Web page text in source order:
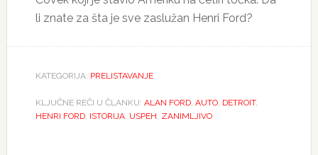
li znate za šta je sve zaslužan Henri Ford?
KATEGORIJA: PRELISTAVANJE
KLJUČNE REČI U ČLANKU: ALAN FORD, AUTO, DETROIT,
HENRI FORD, ISTORIJA, USPEH, ZANIMLJIVO